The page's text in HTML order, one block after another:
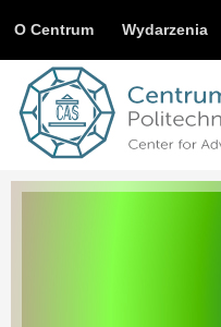
O Centrum Wydarzenia